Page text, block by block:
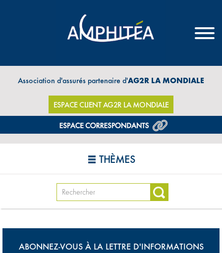
Association d'assurés partenaire d'AG2R LA MONDIALE
ESPACE CLIENT AG2R LA MONDIALE
THÈMES
ABONNEZ-VOUS À LA LETTRE D'INFORMATIONS